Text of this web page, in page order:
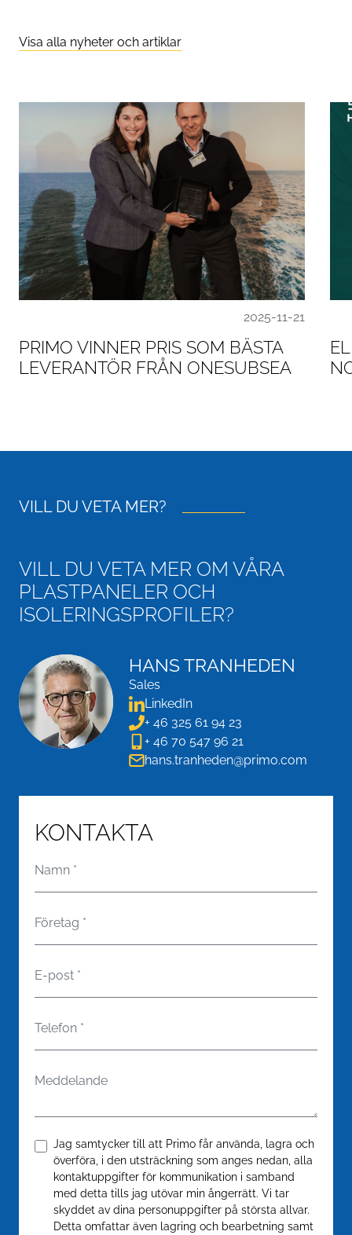
Visa alla nyheter och artiklar
2025-11-21
PRIMO VINNER PRIS SOM BÄSTA
LEVERANTÖR FRÅN ONESUBSEA
VILL DU VETA MER?
VILL DU VETA MER OM VÅRA
PLASTPANELER OCH
ISOLERINGSPROFILER?
HANS TRANHEDEN
Sales
LinkedIn
+ 46 325 61 94 23
+ 46 70 547 96 21
hans.tranheden@primo.com
KONTAKTA
Namn *
Företag *
E-post *
Telefon *
Meddelande
Jag samtycker till att Primo får använda, lagra och
överföra, i den utsträckning som anges nedan, alla
kontaktuppgifter för kommunikation i samband
med detta tills jag utövar min ångerrätt. Vi tar
skyddet av dina personuppgifter på största allvar.
Detta omfattar även lagring och bearbetning samt
Confirm*